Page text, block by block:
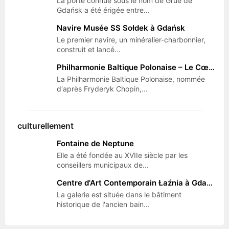
Gdańsk a été érigée entre...
Navire Musée SS Sołdek à Gdańsk
Le premier navire, un minéralier-charbonnier,
construit et lancé...
Philharmonie Baltique Polonaise – Le Cœur Musical de Gdańsk
La Philharmonie Baltique Polonaise, nommée
d'après Fryderyk Chopin,...
culturellement
Fontaine de Neptune
Elle a été fondée au XVIIe siècle par les
conseillers municipaux de...
Centre d'Art Contemporain Łaźnia à Gdańsk
La galerie est située dans le bâtiment
historique de l'ancien bain...